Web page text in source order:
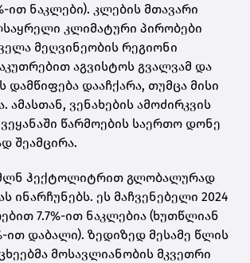
ით ნაკლები). კლების მთავარი
კლიმატური პირობები
მეღვინეობის რეგიონი
აგვისტოს გვალვამ და
დამწიფება დააჩქარა, თუმცა მისი
ამასთან, ვენახების ამოძირკვის
წარმოების საერთო დონე
შეამცირა.
მლნ ჰექტოლიტრით გლობალურად
ინარჩუნებს. ეს მაჩვენებელი 2024
7.7%-ით ნაკლებია (ხუთწლიან
ით დაბალი). ზედიზედ მესამე წლის
მოსავლიანობის მკვეთრი